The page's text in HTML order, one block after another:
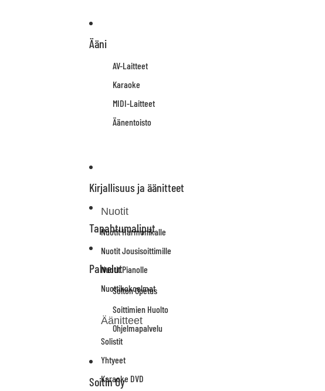
Ääni
AV-Laitteet
Karaoke
MIDI-Laitteet
Äänentoisto
Kirjallisuus ja äänitteet
Nuotit
Nuotit Harmonikalle
Nuotit Jousisoittimille
Nuotit Pianolle
Nuottikokoelmat
Äänitteet
Solistit
Yhtyeet
Karaoke DVD
Tapahtumaliput
Palvelut
Soiton Opetus
Soittimien Huolto
Ohjelmapalvelu
Soitin Oy